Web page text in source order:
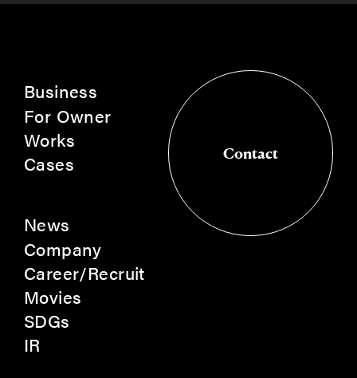
Business
For Owner
Works
Cases
News
Company
Career/Recruit
Movies
SDGs
IR
Contact